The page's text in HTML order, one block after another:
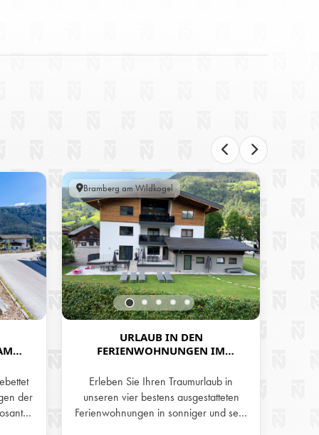
A
der
Bramberg am Wildkogel
URLAUB IN DEN
FERIENWOHNUNGEN IM
"BADERHÄUSL" IN BRAMBERG AM
WILDKOGEL
Erleben Sie Ihren Traumurlaub in
unseren vier bestens ausgestatteten
Ferienwohnungen in sonniger und sehr